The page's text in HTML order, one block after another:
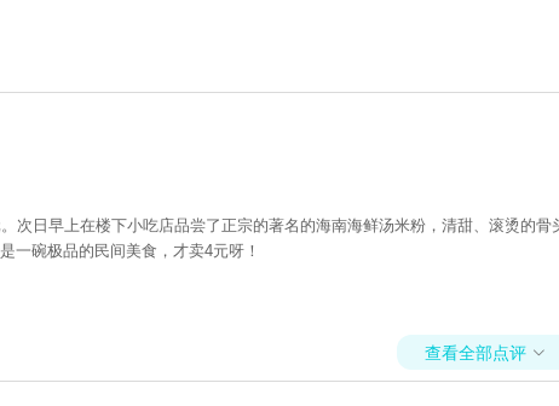
次日早上在楼下小吃店品尝了正宗的著名的海南海鲜汤米粉，清甜、滚烫的
一碗极品的民间美食，才卖4元呀！
查看全部点评 